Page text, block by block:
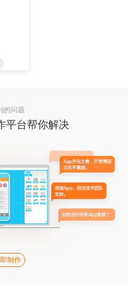
的问题
平台帮你解决
制作